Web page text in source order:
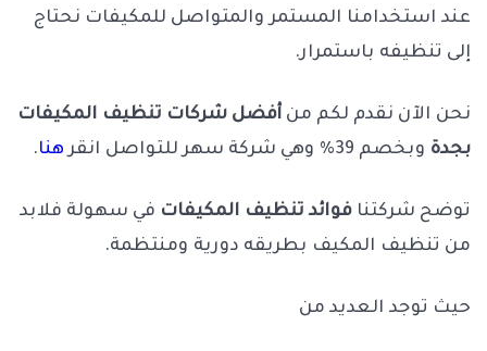
عند استخدامنا المستمر والمتواصل للمكيفات نحتاج
إلى تنظيفه باستمرار.
نحن الآن نقدم لكم من أفضل شركات تنظيف المكيفات
بجدة وبخصم 39% وهي شركة سهر للتواصل انقر هنا.
توضح شركتنا فوائد تنظيف المكيفات في سهولة فلابد
من تنظيف المكيف بطريقه دورية ومنتظمة.
حيث توجد العديد من